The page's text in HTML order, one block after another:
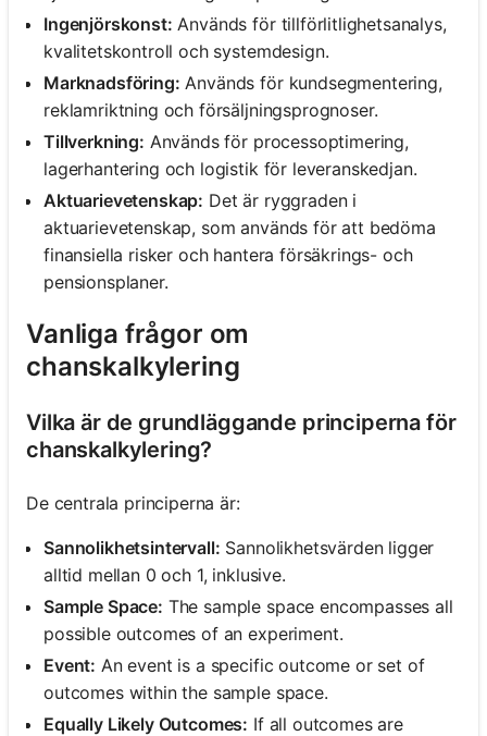
Ingenjörskonst: Används för tillförlitlighetsanalys,
kvalitetskontroll och systemdesign.
Marknadsföring: Används för kundsegmentering,
reklamriktning och försäljningsprognoser.
Tillverkning: Används för processoptimering,
lagerhantering och logistik för leveranskedjan.
Aktuarievetenskap: Det är ryggraden i
aktuarievetenskap, som används för att bedöma
finansiella risker och hantera försäkrings- och
pensionsplaner.
Vanliga frågor om
chanskalkylering
Vilka är de grundläggande principerna för
chanskalkylering?
De centrala principerna är:
Sannolikhetsintervall: Sannolikhetsvärden ligger
alltid mellan 0 och 1, inklusive.
Sample Space: The sample space encompasses all
possible outcomes of an experiment.
Event: An event is a specific outcome or set of
outcomes within the sample space.
Equally Likely Outcomes: If all outcomes are